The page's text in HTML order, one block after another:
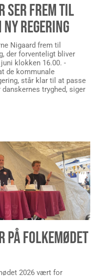
SER FREM TIL
REGERING
Nigaard frem til
der forventeligt bliver
klokken 16.00. -
de kommunale
står klar til at passe
tryghed, siger
PÅ FOLKEMØDET
2026 vært for